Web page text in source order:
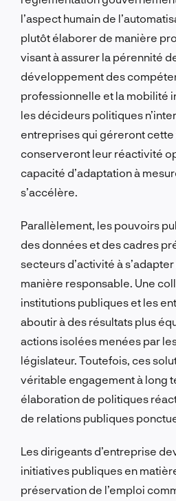
l’aspect humain de
plutôt élaborer de manière
visant à assurer la pérennité
développement des
professionnelle et la mobilité
les décideurs politiques
entreprises qui géreront
conserveront leur réactivité
capacité d’adaptation à
s’accélère.
Parallèlement, les pouvoirs
des données et des cadres
secteurs d’activité à
manière responsable. Une
institutions publiques et les
aboutir à des résultats plus
actions isolées menées par
législateur. Toutefois, ces
véritable engagement à long
élaboration de politiques
de relations publiques
Les dirigeants d’entreprise
initiatives publiques en
préservation de l’emploi